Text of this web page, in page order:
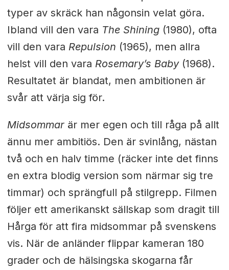
typer av skräck han någonsin velat göra.
Ibland vill den vara The Shining(1980), ofta
vill den vara Repulsion (1965), men allra
helst vill den vara Rosemary’s Baby (1968).
Resultatet är blandat, men ambitionen är
svår att värja sig för.
Midsommarär mer egen och till råga på allt
ännu mer ambitiös. Den är svinlång, nästan
två och en halv timme (räcker inte det finns
en extra blodig version som närmar sig tre
timmar) och sprängfull på stilgrepp. Filmen
följer ett amerikanskt sällskap som dragit till
Hårga för att fira midsommar på svenskens
vis. När de anländer flippar kameran 180
grader och de hälsingska skogarna får